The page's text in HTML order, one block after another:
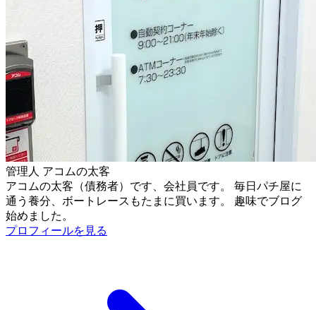
管理人 アコムの太客
アコムの太客（債務者）です、会社員です。 毎日パチ屋に
通う養分、ボートレースもたまに買います。 趣味でブログ
始めました。
プロフィールを見る